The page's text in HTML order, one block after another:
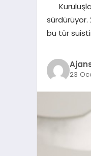
sürdürüyor.
bu tür
23